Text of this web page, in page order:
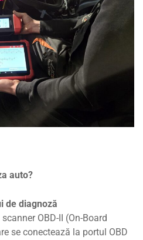
auto?
de diagnoză
OBD-II (On-Board
se conectează la portul OBD